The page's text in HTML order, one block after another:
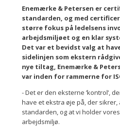
Enemærke & Petersen er
standarden, og med
større fokus på ledelsens
arbejdsmiljøet og en klar
Det var et bevidst valg at
sidelinjen som ekstern
nye tiltag, Enemærke &
var inden for rammerne for
- Det er den eksterne ’kontrol’,
have et ekstra øje på, der
standarden, og at vi holder
arbejdsmiljø.